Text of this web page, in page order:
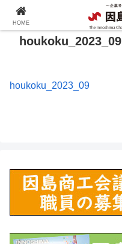
houkoku_2023_09
houkoku_2023_09
HOME